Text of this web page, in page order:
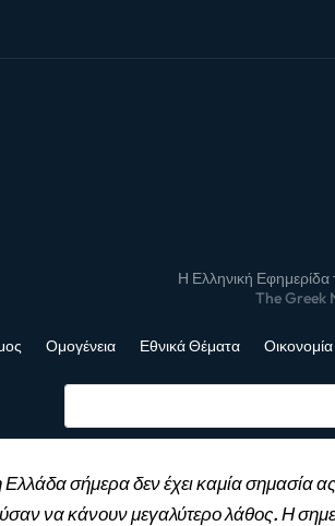
Η Ελληνική Εφημερίδα
The Greek
Ομογένεια Εθνικά Θέματα Οικονομία
σήμερα δεν έχει καμία σημασία
να κάνουν μεγαλύτερο λάθος. Η